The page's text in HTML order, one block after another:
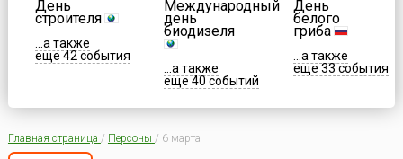
День
строителя
...а также
еще 42 события
Международный
день
биодизеля
...а также
еще 40 событий
День
белого
гриба
...а также
еще 33 события
Главная страница / Персоны / 6 марта